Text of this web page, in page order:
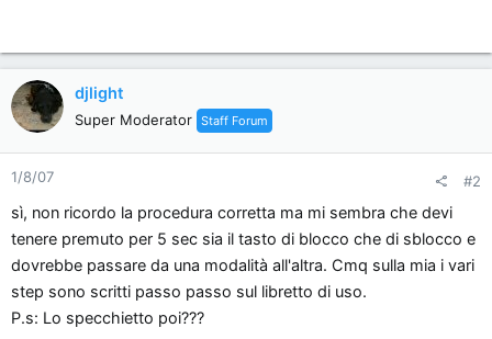
djlight
Super Moderator Staff Forum
1/8/07 #2
sì, non ricordo la procedura corretta ma mi sembra che devi
tenere premuto per 5 sec sia il tasto di blocco che di sblocco e
dovrebbe passare da una modalità all'altra. Cmq sulla mia i vari
step sono scritti passo passo sul libretto di uso.
P.s: Lo specchietto poi???